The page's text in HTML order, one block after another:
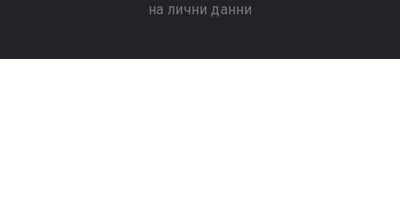
на лични данни